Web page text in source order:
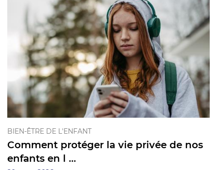
BIEN-ÊTRE DE L'ENFANT
Comment protéger la vie privée de nos
enfants en l ...